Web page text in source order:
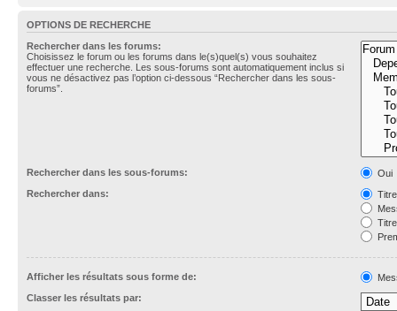
OPTIONS DE RECHERCHE
Rechercher dans les forums:
Choisissez le forum ou les forums dans le(s)quel(s) vous souhaitez
effectuer une recherche. Les sous-forums sont automatiquement inclus si
vous ne désactivez pas l’option ci-dessous “Rechercher dans les sous-
forums”.
Rechercher dans les sous-forums:
Oui
Rechercher dans:
Afficher les résultats sous forme de:
Classer les résultats par: